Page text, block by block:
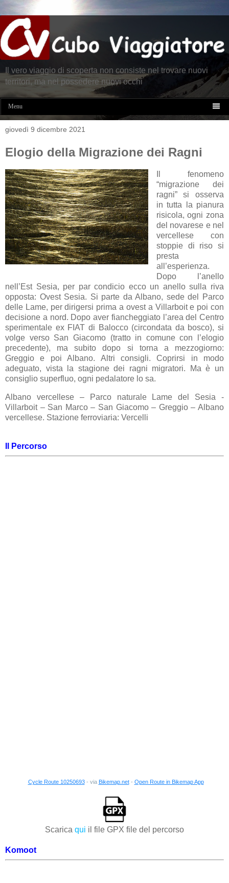
Il vero viaggio di scoperta non consiste nel trovare nuovi
territori, ma nel possedere nuovi occhi
Menu 
giovedì 9 dicembre 2021
Elogio della Migrazione dei Ragni
Il fenomeno
“migrazione dei
ragni” si osserva
in tutta la pianura
risicola, ogni zona
del novarese e nel
vercellese con
stoppie di riso si
presta
all’esperienza.
Dopo l’anello
nell’Est Sesia, per par condicio ecco un anello sulla riva
opposta: Ovest Sesia. Si parte da Albano, sede del Parco
delle Lame, per dirigersi prima a ovest a Villarboit e poi con
decisione a nord. Dopo aver fiancheggiato l’area del Centro
sperimentale ex FIAT di Balocco (circondata da bosco), si
volge verso San Giacomo (tratto in comune con l’elogio
precedente), ma subito dopo si torna a mezzogiorno:
Greggio e poi Albano. Altri consigli. Coprirsi in modo
adeguato, vista la stagione dei ragni migratori. Ma è un
consiglio superfluo, ogni pedalatore lo sa.
Albano vercellese – Parco naturale Lame del Sesia -
Villarboit – San Marco – San Giacomo – Greggio – Albano
vercellese. Stazione ferroviaria: Vercelli
Il Percorso
Cycle Route 10250693- via Bikemap.net- Open Route in Bikemap App
Scarica qui il file GPX file del percorso
Komoot